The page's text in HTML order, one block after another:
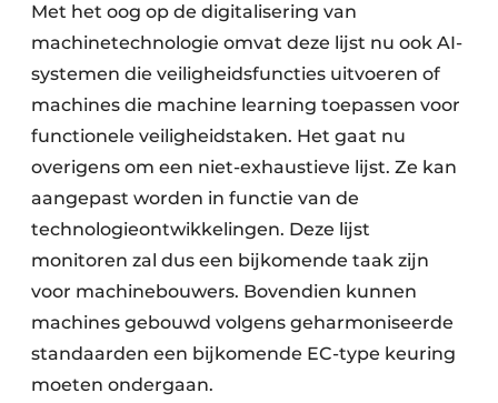
Met het oog op de digitalisering van
machinetechnologie omvat deze lijst nu ook AI-
systemen die veiligheidsfuncties uitvoeren of
machines die machine learning toepassen voor
functionele veiligheidstaken. Het gaat nu
overigens om een niet-exhaustieve lijst. Ze kan
aangepast worden in functie van de
technologieontwikkelingen. Deze lijst
monitoren zal dus een bijkomende taak zijn
voor machinebouwers. Bovendien kunnen
machines gebouwd volgens geharmoniseerde
standaarden een bijkomende EC-type keuring
moeten ondergaan.